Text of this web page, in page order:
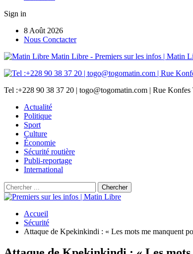
Sign in
8 Août 2026
Nous Conctacter
Matin Libre - Premiers sur les infos | Matin
Tel :+228 90 38 37 20 | togo@togomatin.com | Rue
Actualité
Politique
Sport
Culture
Économie
Sécurité routière
Publi-reportage
International
Accueil
Sécurité
Attaque de Kpekinkindi : « Les mots me manquent